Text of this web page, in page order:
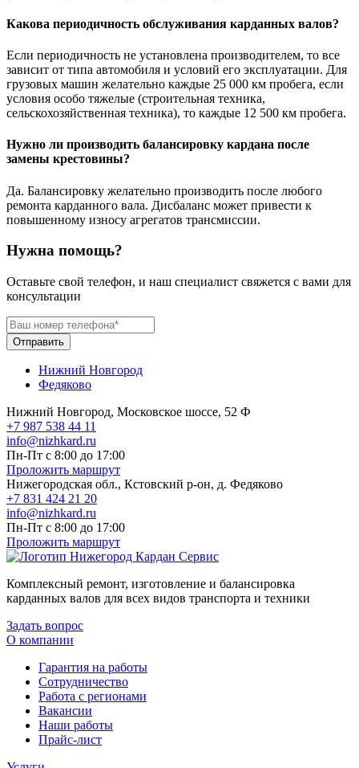
Какова периодичность обслуживания карданных валов?
Если периодичность не установлена производителем, то все
зависит от типа автомобиля и условий его эксплуатации. Для
грузовых машин желательно каждые 25 000 км пробега, если
условия особо тяжелые (строительная техника,
сельскохозяйственная техника), то каждые 12 500 км пробега.
Нужно ли производить балансировку кардана после
замены крестовины?
Да. Балансировку желательно производить после любого
ремонта карданного вала. Дисбаланс может привести к
повышенному износу агрегатов трансмиссии.
Нужна помощь?
Оставьте свой телефон, и наш специалист свяжется с вами для
консультации
Отправить
Нижний Новгород
Федяково
Нижний Новгород, Московское шоссе, 52 Ф
+7 987 538 44 11
info@nizhkard.ru
Пн-Пт с 8:00 до 17:00
Проложить маршрут
Нижегородская обл., Кстовский р-он, д. Федяково
+7 831 424 21 20
info@nizhkard.ru
Пн-Пт с 8:00 до 17:00
Проложить маршрут
Комплексный ремонт, изготовление и балансировка
карданных валов для всех видов транспорта и техники
Задать вопрос
О компании
Гарантия на работы
Сотрудничество
Работа с регионами
Вакансии
Наши работы
Прайс-лист